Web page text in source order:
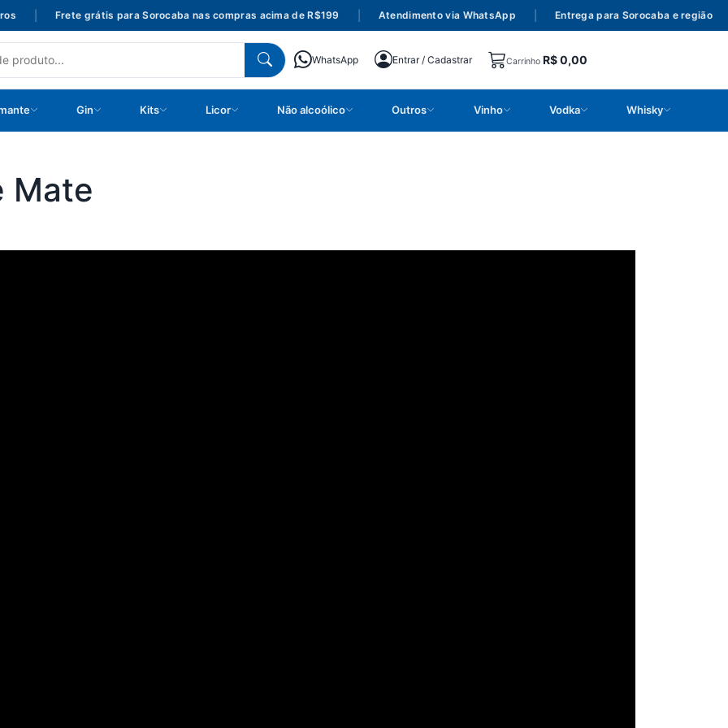
Frete grátis para Sorocaba nas compras acima de R$199 Atendimento via WhatsApp Entrega para Sorocaba e região
WhatsApp Entrar / Cadastrar Carrinho R$0,00
Gin Kits Licor Não alcoólico Outros Vinho Vodka Whisky
Mate